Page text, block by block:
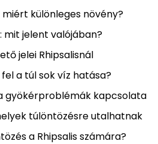
miért különleges növény?
mit jelent valójában?
jelei Rhipsalisnál
a túl sok víz hatása?
gyökérproblémák kapcsolata
túlöntözésre utalhatnak
a Rhipsalis számára?